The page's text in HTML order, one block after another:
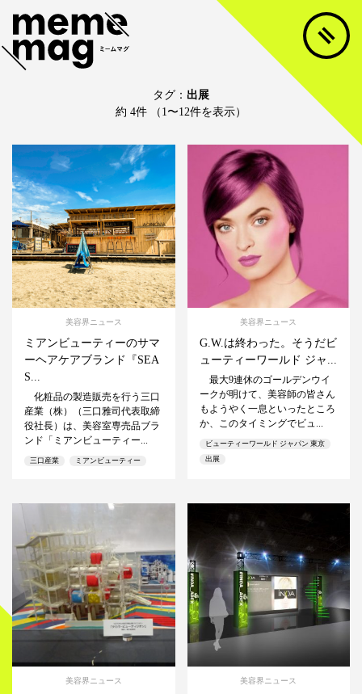
タグ： 出展
約 4件 （1〜12件を表示）
美容界ニュース
ミアンビューティーのサマ
ーヘアケアブランド『SEA
S...
化粧品の製造販売を行う三口
産業（株）（三口雅司代表取締
役社長）は、美容室専売品ブラ
ンド「ミアンビューティー...
三口産業 ミアンビューティー
美容界ニュース
G.W.は終わった。そうだビ
ューティーワールド ジャ...
最大9連休のゴールデンウイ
ークが明けて、美容師の皆さん
もようやく一息といったところ
か、このタイミングでビュ...
ビューティーワールド ジャパン 東京
出展
美容界ニュース 美容界ニュース